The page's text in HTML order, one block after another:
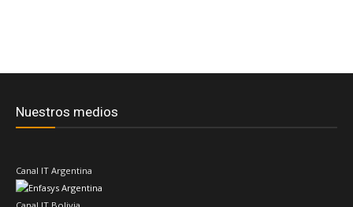
Nuestros medios
Canal IT Argentina